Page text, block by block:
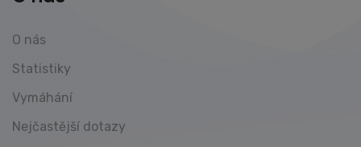
O nás
Statistiky
Vymáhání
Nejčastější dotazy